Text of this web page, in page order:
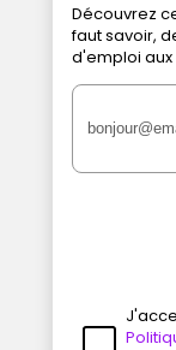
Découvrez
faut savoir,
d'emploi